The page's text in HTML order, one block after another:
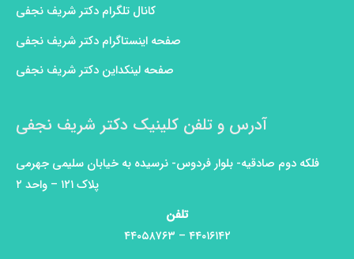
کانال تلگرام دکتر شریف نجفی
صفحه اینستاگرام دکتر شریف نجفی
صفحه لینکداین دکتر شریف نجفی
آدرس و تلفن کلینیک دکتر شریف نجفی
فلکه دوم صادقیه- بلوار فردوس- نرسیده به خیابان سلیمی جهرمی
پلاک ۱۲۱ – واحد ۲
تلفن
۴۴۰۱۶۱۴۲ – ۴۴۰۵۸۷۶۳